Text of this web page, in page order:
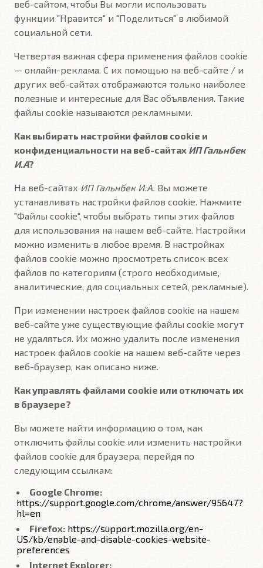
веб-сайтом, чтобы Вы могли использовать
функции "Нравится" и "Поделиться" в любимой
социальной сети.
Четвертая важная сфера применения файлов cookie
— онлайн-реклама. С их помощью на веб-сайте / и
других веб-сайтах отображаются только наиболее
полезные и интересные для Вас объявления. Такие
файлы cookie называются рекламными.
Как выбирать настройки файлов cookie и
конфиденциальности на веб-сайтах ИП Гальнбек
И.А?
На веб-сайтах ИП Гальнбек И.А. Вы можете
устанавливать настройки файлов cookie. Нажмите
"Файлы cookie", чтобы выбрать типы этих файлов
для использования на нашем веб-сайте. Настройки
можно изменить в любое время. В настройках
файлов cookie можно просмотреть список всех
файлов по категориям (строго необходимые,
аналитические, для социальных сетей, рекламные).
При изменении настроек файлов cookie на нашем
веб-сайте уже существующие файлы cookie могут
не удаляться. Их можно удалить после изменения
настроек файлов cookie на нашем веб-сайте через
веб-браузер, как описано ниже.
Как управлять файлами cookie или отключать их
в браузере?
Вы можете найти информацию о том, как
отключить файлы cookie или изменить настройки
файлов cookie для браузера, перейдя по
следующим ссылкам:
Google Chrome:
https://support.google.com/chrome/answer/95647?
hl=en
Firefox: https://support.mozilla.org/en-
US/kb/enable-and-disable-cookies-website-
preferences
Internet Explorer: